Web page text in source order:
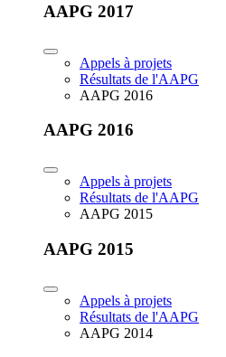
AAPG 2017
Appels à projets
Résultats de l'AAPG
AAPG 2016
AAPG 2016
Appels à projets
Résultats de l'AAPG
AAPG 2015
AAPG 2015
Appels à projets
Résultats de l'AAPG
AAPG 2014